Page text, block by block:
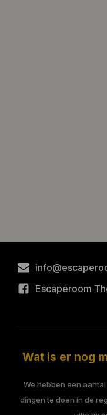
Escaperoom
Wat is er nog
We hebben een
dingen te doen in de